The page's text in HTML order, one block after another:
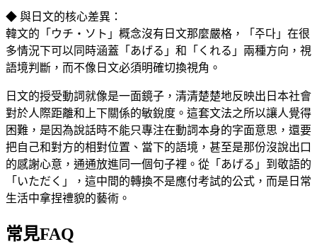
◆ 與日文的核心差異：
韓文的「ウチ・ソト」概念沒有日文那麼嚴格，「주다」在很
多情況下可以同時涵蓋「あげる」和「くれる」兩種方向，視
語境判斷，而不像日文必須明確切換視角。
日文的授受動詞就像是一面鏡子，清清楚楚地反映出日本社會
對於人際距離和上下關係的敏銳度。這套文法之所以讓人覺得
困難，是因為說話時不能只專注在動詞本身的字面意思，還要
把自己和對方的相對位置、當下的語境，甚至是那份沒說出口
的感謝心意，通通放進同一個句子裡。從「あげる」到敬語的
「いただく」，這中間的轉換不是應付考試的公式，而是日常
生活中拿捏禮貌的藝術。
常見FAQ